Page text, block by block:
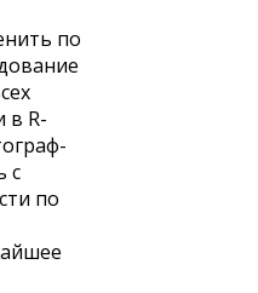
по
в R-
с
по